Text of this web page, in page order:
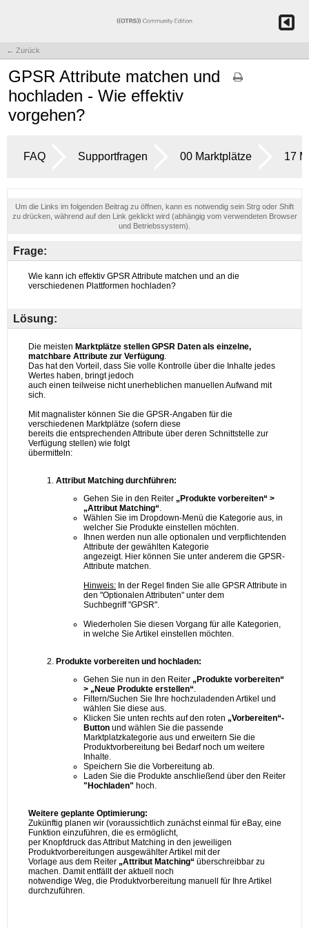
← Zurück
GPSR Attribute matchen und
hochladen - Wie effektiv
vorgehen?
FAQ Supportfragen 00 Marktplätze 17
Um die Links im folgenden Beitrag zu öffnen, kann es notwendig sein Strg oder Shift
zu drücken, während auf den Link geklickt wird (abhängig vom verwendeten Browser
und Betriebssystem).
Frage:
Lösung: